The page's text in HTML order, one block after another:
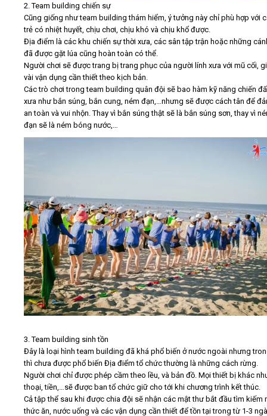
2. Team building chiến sự
Cũng giống như team building thám hiểm, ý tưởng này chỉ phù hợp với
trẻ có nhiệt huyết, chịu chơi, chịu khó và chịu khổ được.
Địa điểm là các khu chiến sự thời xưa, các sân tập trận hoặc những
đã được gặt lúa cũng hoàn toàn có thể.
Người chơi sẽ được trang bị trang phục của người lính xưa với mũ cối,
vài vận dụng cần thiết theo kịch bản.
Các trò chơi trong team building quân đội sẽ bao hàm kỹ năng chiến
xưa như bắn súng, bắn cung, ném đạn,…nhưng sẽ được cách tân để
an toàn và vui nhộn. Thay vì bắn súng thật sẽ là bắn súng sơn, thay vì
đạn sẽ là ném bóng nước,…
3. Team building sinh tồn
Đây là loại hình team building đã khá phổ biến ở nước ngoài nhưng
thì chưa được phổ biến Địa điểm tổ chức thường là những cách rừng.
Người chơi chỉ được phép cầm theo lều, và bản đồ. Mọi thiết bị khác
thoại, tiền,…sẽ được ban tổ chức giữ cho tới khi chương trình kết thúc.
Cả tập thể sau khi được chia đội sẽ nhận các mật thư bắt đầu tìm kiếm
thức ăn, nước uống và các vận dụng cần thiết để tồn tại trong từ 1-3